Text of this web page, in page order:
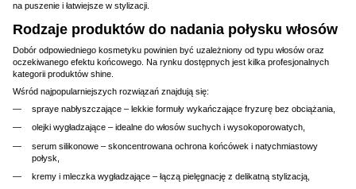
na puszenie i łatwiejsze w stylizacji.
Rodzaje produktów do nadania połysku włosów
Dobór odpowiedniego kosmetyku powinien być uzależniony od typu włosów oraz
oczekiwanego efektu końcowego. Na rynku dostępnych jest kilka profesjonalnych
kategorii produktów shine.
Wśród najpopularniejszych rozwiązań znajdują się:
spraye nabłyszczające – lekkie formuły wykańczające fryzurę bez obciążania,
olejki wygładzające – idealne do włosów suchych i wysokoporowatych,
serum silikonowe – skoncentrowana ochrona końcówek i natychmiastowy
połysk,
kremy i mleczka wygładzające – łączą pielęgnację z delikatną stylizacją,